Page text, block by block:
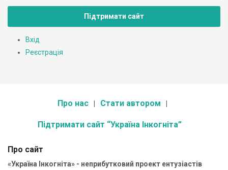
Підтримати сайт
Вхід
Реєстрація
Про нас Стати автором
Підтримати сайт “Україна Інкогніта”
Про сайт
«Україна Інкогніта» - неприбутковий проект ентузіастів